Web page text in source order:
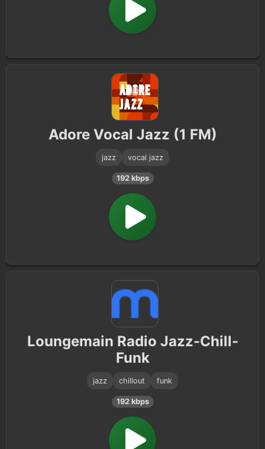
Adore Vocal Jazz (1 FM)
jazz vocal jazz
192 kbps
Loungemain Radio Jazz-Chill-
Funk
jazz chillout funk
192 kbps